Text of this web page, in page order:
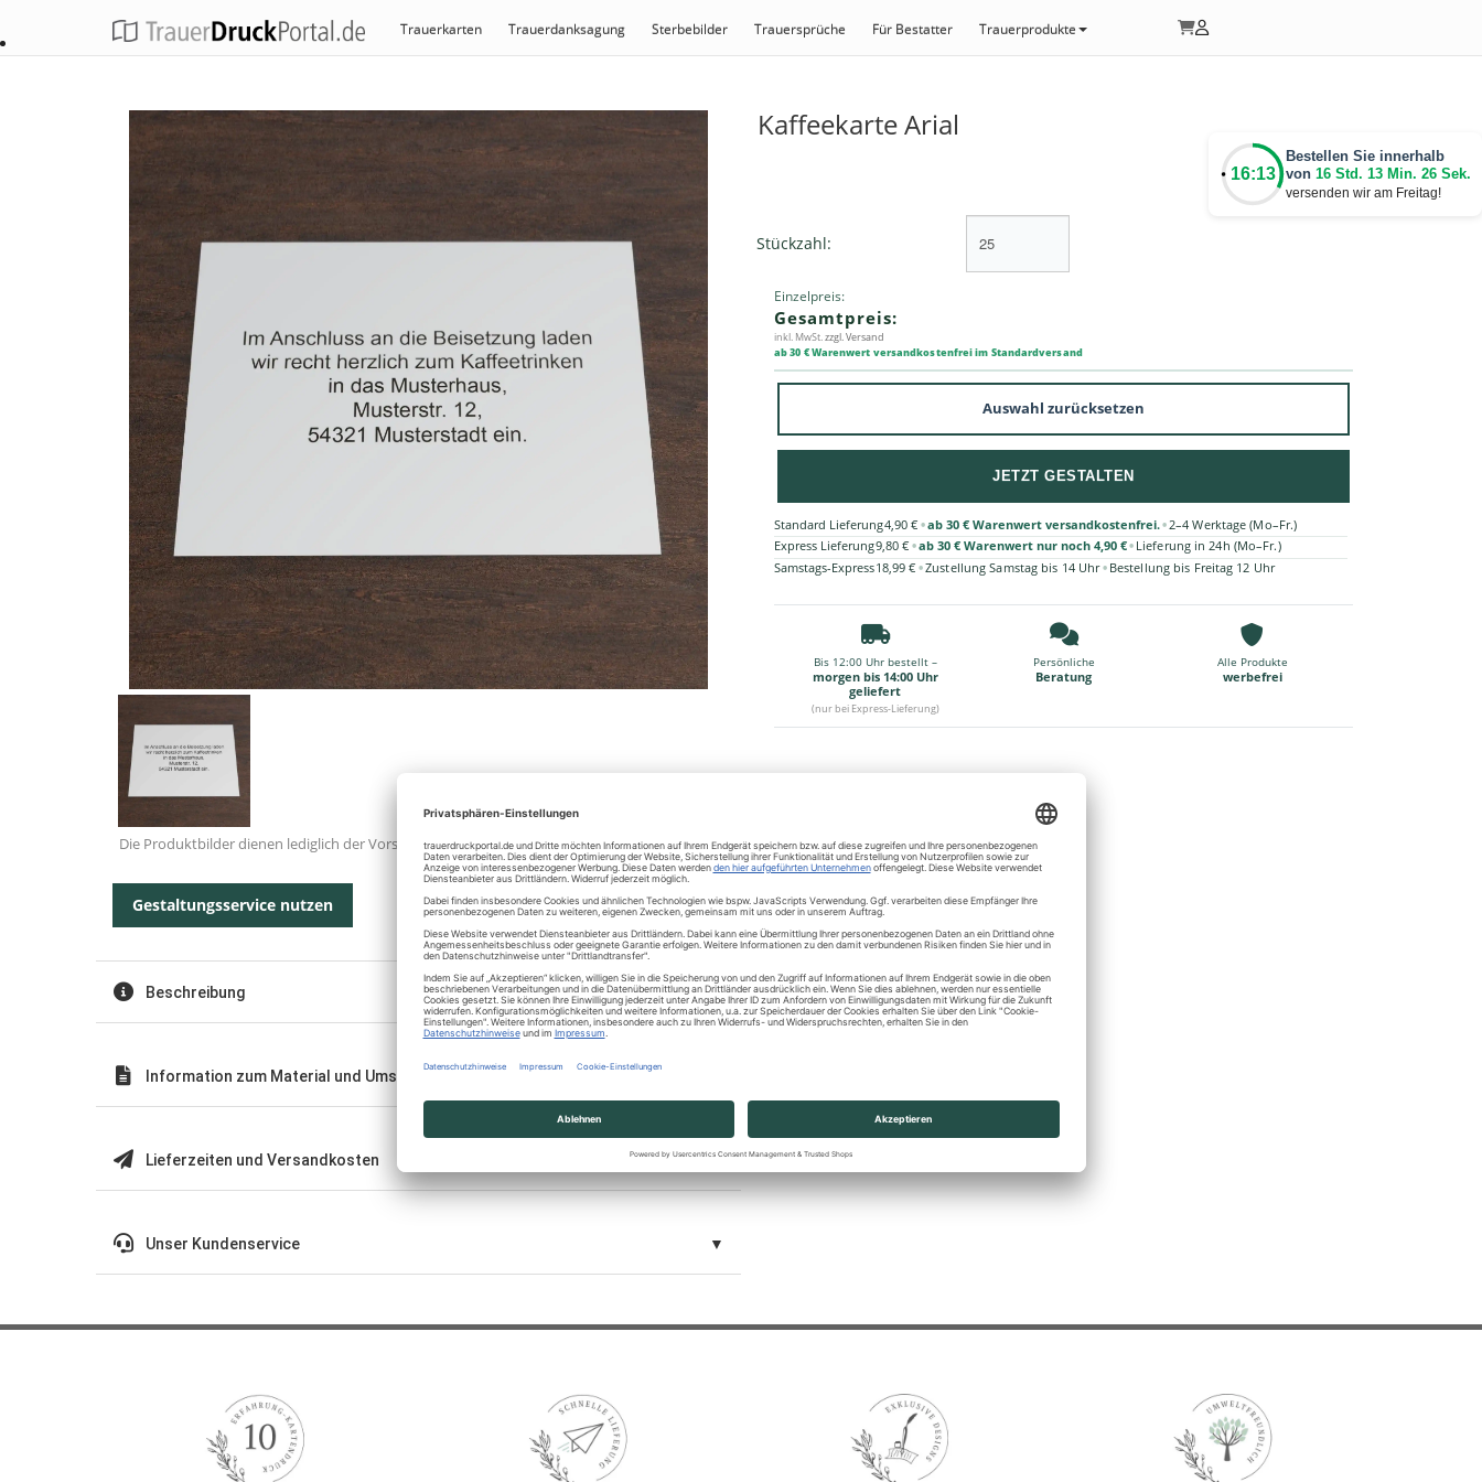
Trauerkarten Trauerdanksagung Sterbebilder Trauersprüche Für Bestatter Trauerprodukte
16:13
Bestellen Sie innerhalb
von 16 Std. 13 Min. 25 Sek.
versenden wir am Freitag!
Die Produktbilder dienen lediglich der Vorschau.
Gestaltungsservice nutzen
Kaffeekarte Arial
Stückzahl:
Einzelpreis:
Gesamtpreis:
inkl. MwSt. zzgl. Versand
ab 30 € Warenwert versandkostenfrei im Standardversand
Auswahl zurücksetzen
JETZT GESTALTEN
Standard Lieferung4,90 € •ab 30 € Warenwert versandkostenfrei.•2–4 Werktage (Mo–Fr.)
Express Lieferung9,80 € •ab 30 € Warenwert nur noch 4,90 €• Lieferung in 24h (Mo–Fr.)
Samstags-Express18,99 € •Zustellung Samstag bis 14 Uhr • Bestellung bis Freitag 12 Uhr
Bis 12:00 Uhr bestellt –
morgen bis 14:00 Uhr
geliefert
(nur bei Express-Lieferung)
Persönliche
Beratung
Alle Produkte
werbefrei
Beschreibung
Information zum Material und Umschläge
Lieferzeiten und Versandkosten
Unser Kundenservice